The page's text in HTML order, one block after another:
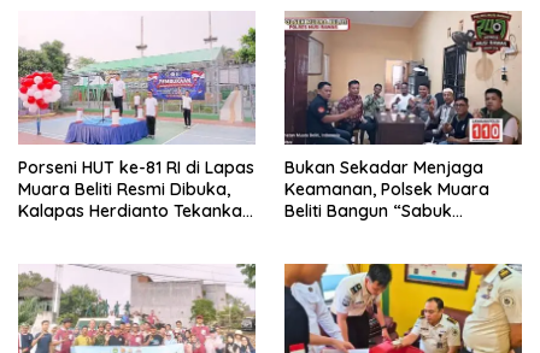
Porseni HUT ke-81 RI di Lapas
Muara Beliti Resmi Dibuka,
Kalapas Herdianto Tekankan
Bukan Sekadar Menjaga
Keamanan, Polsek Muara
Beliti Bangun “Sabuk